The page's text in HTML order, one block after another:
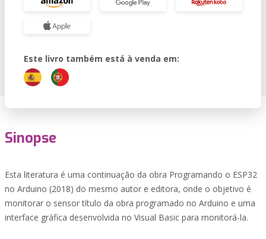
Este livro também está à venda em:
Sinopse
Esta literatura é uma continuação da obra Programando o ESP32
no Arduino (2018) do mesmo autor e editora, onde o objetivo é
monitorar o sensor título da obra programado no Arduino e uma
interface gráfica desenvolvida no Visual Basic para monitorá-la.